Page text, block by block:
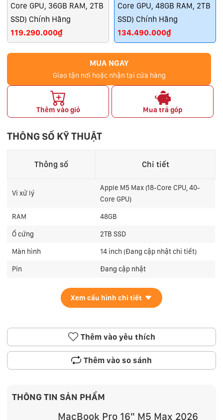
Core GPU, 36GB RAM, 2TB
SSD) Chính Hãng
119.290.000₫
Core GPU, 48GB RAM, 2TB
SSD) Chính Hãng
134.490.000₫
MUA NGAY
Giao tận nơi hoặc nhận tại cửa hàng
Thêm vào giỏ Mua trả góp
THÔNG SỐ KỸ THUẬT
Thông số Chi tiết
Vi xử lý
Apple M5 Max (18-Core CPU, 40-
Core GPU)
RAM 48GB
Ổ cứng 2TB SSD
Màn hình 14 inch (Đang cập nhật chi tiết)
Pin Đang cập nhật
Xem cấu hình chi tiết
Thêm vào yêu thích
Thêm vào so sánh
THÔNG TIN SẢN PHẨM
MacBook Pro 16" M5 Max 2026